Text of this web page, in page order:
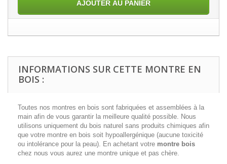
AJOUTER AU PANIER
INFORMATIONS SUR CETTE MONTRE EN
BOIS :
Toutes nos montres en bois sont fabriquées et assemblées à la
main afin de vous garantir la meilleure qualité possible. Nous
utilisons uniquement du bois naturel sans produits chimiques afin
que votre montre en bois soit hypoallergénique (aucune toxicité
ou intolérance pour la peau). En achetant votre montre bois
chez nous vous aurez une montre unique et pas chère.